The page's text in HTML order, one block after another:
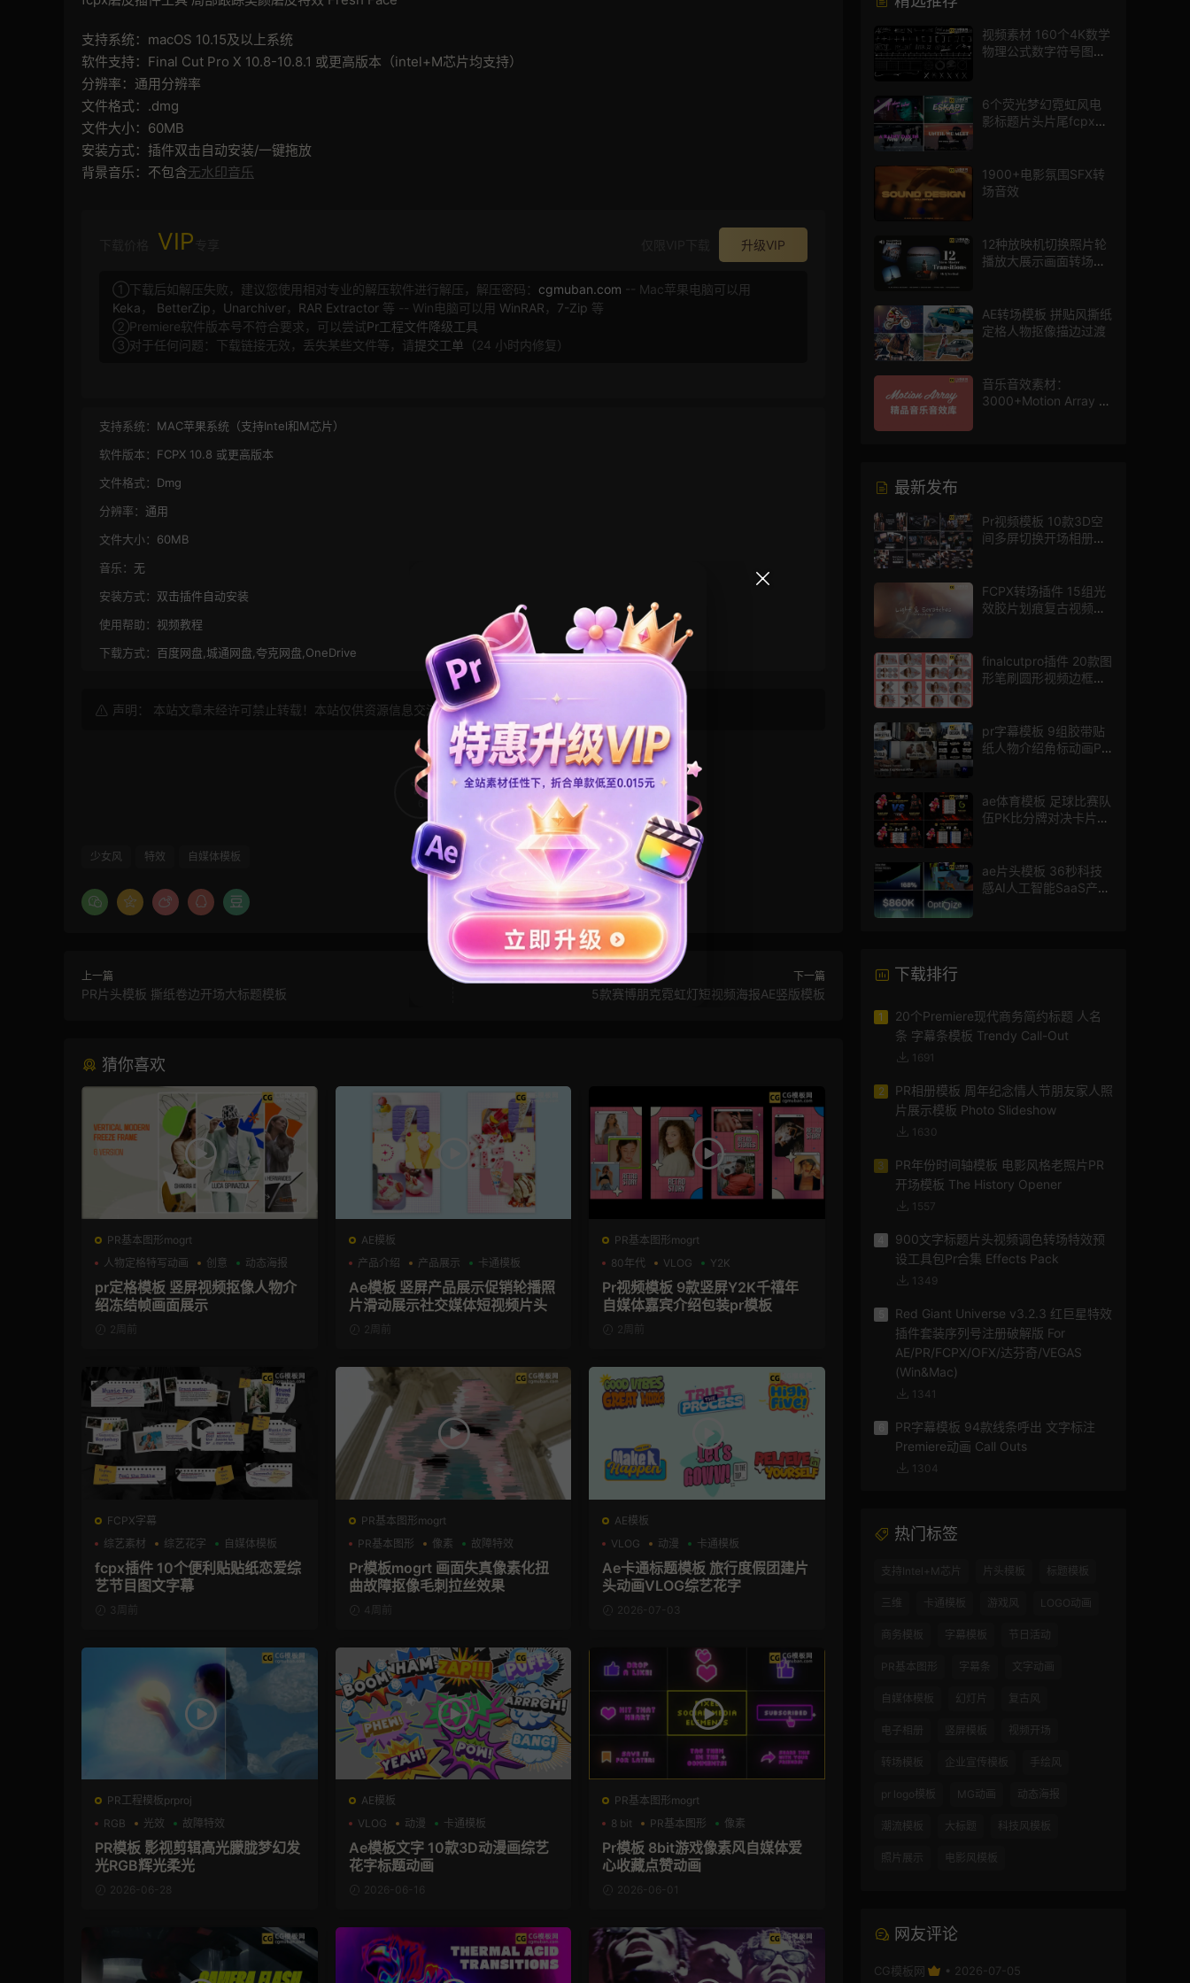
支持系统：macOS 10.15及以上系统
软件支持：Final Cut Pro X 10.8-10.8.1 或更高版本（intel+M芯片均支持）
分辨率：通用分辨率
文件格式：.dmg
文件大小：60MB
安装方式：插件双击自动安装/一键拖放
背景音乐：不包含无水印音乐
VIP 升级VIP
①下载后如解压失败，建议您使用相对专业的解压软件进行解压，解压密码： cgmuban.com -- Mac苹果电脑可以用
Keka ， BetterZip ， Unarchiver， RAR Extractor 等 -- Win电脑可以用 WinRAR ， 7-Zip 等
②Premiere软件版本号不符合要求，可以尝试Pr工程文件降级工具
③对于任何问题：下载链接无效，丢失某些文件等，请提交工单 （24 小时内修复）
支持系统： MAC苹果系统（支持Intel和M芯片）
软件版本： FCPX 10.8 或更高版本
文件格式： Dmg
分辨率： 通用
文件大小： 60MB
音乐： 无
安装方式： 双击插件自动安装
使用帮助： 视频教程
下载方式： 百度网盘,城通网盘,夸克网盘,OneDrive
声明： 本站文章未经许可禁止转载！本站仅供资源信息交流学习， 版权说明
少女风 特效 自媒体模板
上一篇
PR片头模板 撕纸卷边开场大标题模板
下一篇
5款赛博朋克霓虹灯短视频海报AE竖版模板
猜你喜欢
PR基本图形mogrt
人物定格特写动画
创意 动态海报
pr定格模板 竖屏视频抠像人物介
绍冻结帧画面展示
2周前
AE模板
产品介绍
产品展示 卡通模板
Ae模板 竖屏产品展示促销轮播照
片滑动展示社交媒体短视频片头
2周前
PR基本图形mogrt
80年代
VLOG Y2K
Pr视频模板 9款竖屏Y2K千禧年
自媒体嘉宾介绍包装pr模板
2周前
FCPX字幕
综艺素材
综艺花字 自媒体模板
fcpx插件 10个便利贴贴纸恋爱综
艺节目图文字幕
3周前
PR基本图形mogrt
PR基本图形
像素 故障特效
Pr模板mogrt 画面失真像素化扭
曲故障抠像毛刺拉丝效果
4周前
AE模板
VLOG
动漫 卡通模板
Ae卡通标题模板 旅行度假团建片
头动画VLOG综艺花字
2026-07-03
PR工程模板prproj
RGB
光效 故障特效
PR模板 影视剪辑高光朦胧梦幻发
光RGB辉光柔光
2026-06-28
AE模板
VLOG
动漫 卡通模板
Ae模板文字 10款3D动漫画综艺
花字标题动画
2026-06-16
PR基本图形mogrt
8 bit
PR基本图形 像素
Pr模板 8bit游戏像素风自媒体爱
心收藏点赞动画
2026-06-01
视频素材 160个4K数学
物理公式数字符号图标
6个荧光梦幻霓虹风电
影标题片头片尾fcpx插
1900+电影氛围SFX转
场音效
12种放映机切换照片轮
播放大展示画面转场动
AE转场模板 拼贴风撕纸
定格人物抠像描边过渡
音乐音效素材：
3000+Motion Array 影
最新发布
Pr视频模板 10款3D空
间多屏切换开场相册视
FCPX转场插件 15组光
效胶片划痕复古视频过
finalcutpro插件 20款图
形笔刷圆形视频边框遮
pr字幕模板 9组胶带贴
纸人物介绍角标动画PR
ae体育模板 足球比赛队
伍PK比分牌对决卡片球
ae片头模板 36秒科技
感AI人工智能SaaS产品
下载排行
1
20个Premiere现代商务简约标题 人名
条 字幕条模板 Trendy Call-Out
1691
2
PR相册模板 周年纪念情人节朋友家人照
片展示模板 Photo Slideshow
1630
3
PR年份时间轴模板 电影风格老照片PR
开场模板 The History Opener
1557
900文字标题片头视频调色转场特效预
设工具包Pr合集 Effects Pack
1349
Red Giant Universe v3.2.3 红巨星特效
插件套装序列号注册破解版 For
AE/PR/FCPX/OFX/达芬奇/VEGAS
(Win&Mac)
1341
PR字幕模板 94款线条呼出 文字标注
Premiere动画 Call Outs
1304
热门标签
支持Intel+M芯片 片头模板 标题模板
三维 卡通模板 游戏风 LOGO动画
商务模板 字幕模板 节日活动
PR基本图形 字幕条 文字动画
自媒体模板 幻灯片 复古风
电子相册 竖屏模板 视频开场
转场模板 企业宣传模板 手绘风
pr logo模板 MG动画 动态海报
潮流模板 大标题 科技风模板
照片展示 电影风模板
网友评论
CG模板网 • 2026-07-05